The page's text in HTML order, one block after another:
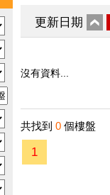
更新日期
沒有資料...
共找到 0 個樓盤
1